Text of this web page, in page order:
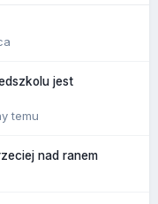
jest
temu
nad ranem